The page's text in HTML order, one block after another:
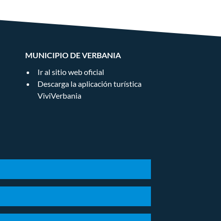
MUNICIPIO DE VERBANIA
Ir al sitio web oficial
Descarga la aplicación turística
ViviVerbania